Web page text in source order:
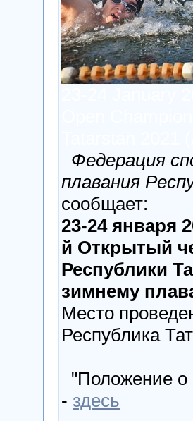
Федерация
плавания
сообщает:
23-24 января
й Открытый
Республики
зимнему
Место
Республика
"Положение о
- здесь